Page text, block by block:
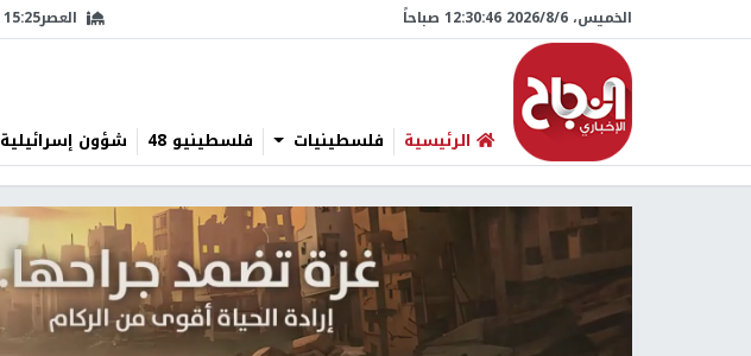
الخميس، 6/‏8/‏2026 12:30:47 صباحاً العصر15:25
الرئيسية فلسطينيات فلسطينيو 48 شؤون إسرائيلية